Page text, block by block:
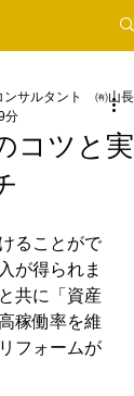
コツと実
ンサルタント ㈲山長
分
ることがで
が得られま
共に「資産
稼働率を維
フォームが